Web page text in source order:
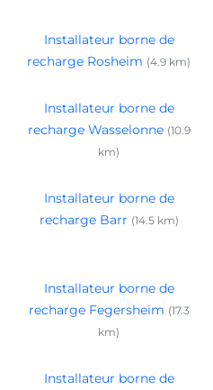
Installateur borne de
recharge Rosheim (4.9 km)
Installateur borne de
recharge Wasselonne (10.9
km)
Installateur borne de
recharge Barr (14.5 km)
Installateur borne de
recharge Fegersheim (17.3
km)
Installateur borne de